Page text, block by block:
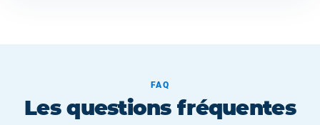
FAQ
Les questions fréquentes